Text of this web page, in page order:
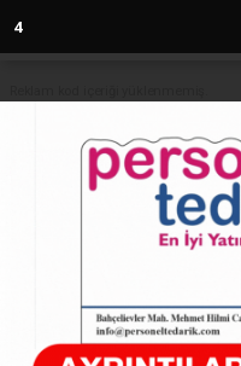
3
Anasayfa
İzmit
10.09.2024 - 14:47,